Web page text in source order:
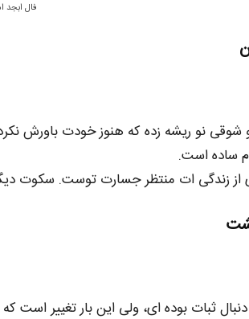
فال ابجد
شوقی نو ریشه زده که هنوز خودت باورش
ساده است.
از زندگی‌ ات منتظر جسارت توست. سکوت
ثبات بوده‌ ای، ولی این‌ بار تغییر است